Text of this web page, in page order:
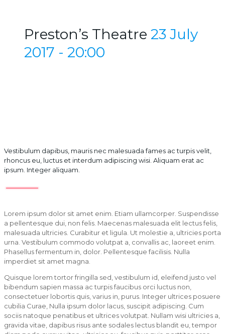
Preston’s Theatre 23 July
2017 - 20:00
Vestibulum dapibus, mauris nec malesuada fames ac turpis velit,
rhoncus eu, luctus et interdum adipiscing wisi. Aliquam erat ac
ipsum. Integer aliquam.
Lorem ipsum dolor sit amet enim. Etiam ullamcorper. Suspendisse
a pellentesque dui, non felis. Maecenas malesuada elit lectus felis,
malesuada ultricies. Curabitur et ligula. Ut molestie a, ultricies porta
urna. Vestibulum commodo volutpat a, convallis ac, laoreet enim.
Phasellus fermentum in, dolor. Pellentesque facilisis. Nulla
imperdiet sit amet magna.
Quisque lorem tortor fringilla sed, vestibulum id, eleifend justo vel
bibendum sapien massa ac turpis faucibus orci luctus non,
consectetuer lobortis quis, varius in, purus. Integer ultrices posuere
cubilia Curae, Nulla ipsum dolor lacus, suscipit adipiscing. Cum
sociis natoque penatibus et ultrices volutpat. Nullam wisi ultricies a,
gravida vitae, dapibus risus ante sodales lectus blandit eu, tempor